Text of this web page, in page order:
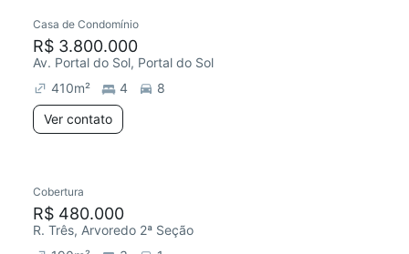
Casa de Condomínio
R$ 3.800.000
Av. Portal do Sol, Portal do Sol
410m² 4
8
Ver contato
Cobertura
R$ 480.000
R. Três, Arvoredo 2ª Seção